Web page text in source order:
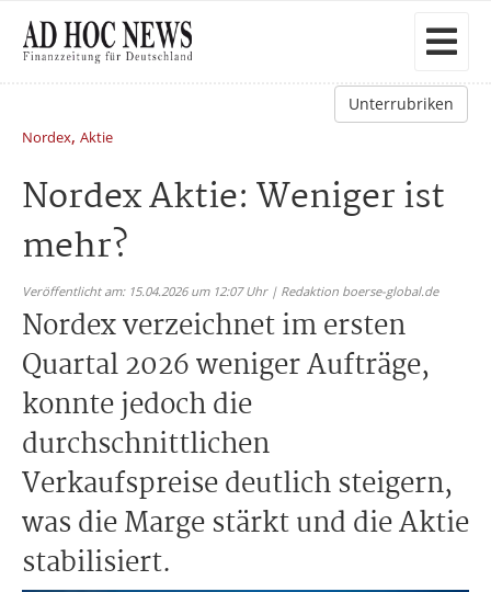
Unterrubriken
Nordex, Aktie
Nordex Aktie: Weniger ist
mehr?
Veröffentlicht am: 15.04.2026 um 12:07 Uhr | Redaktion boerse-global.de
Nordex verzeichnet im ersten
Quartal 2026 weniger Aufträge,
konnte jedoch die
durchschnittlichen
Verkaufspreise deutlich steigern,
was die Marge stärkt und die Aktie
stabilisiert.